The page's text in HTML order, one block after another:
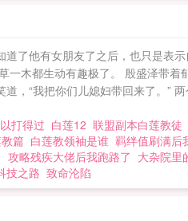
了他有女朋友了之后，也只是表
木都生动有趣极了。 殷盛泽带着
，“我把你们儿媳妇带回来了。”
打得过 白莲12 联盟副本白莲教徒
篇 白莲教领袖是谁 羁绊值刷满后
攻略残疾大佬后我跑路了 大杂院里
技之路 致命沦陷